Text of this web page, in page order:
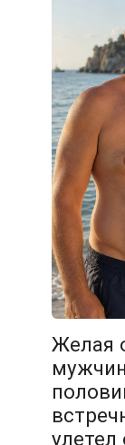
Желая
улетел